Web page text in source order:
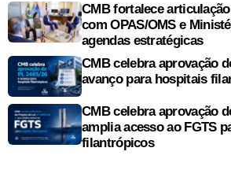
CMB fortalece
com OPAS/OMS e
agendas estratégicas
CMB celebra aprovação
avanço para hospitais
CMB celebra aprovação
amplia acesso ao FGTS
filantrópicos